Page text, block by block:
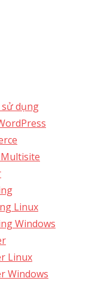
dụng
Linux
Windows
Linux
Windows